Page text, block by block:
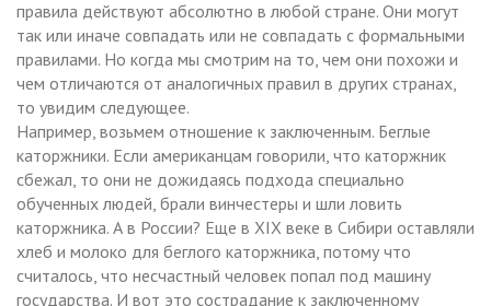
правила действуют абсолютно в любой стране. Они могут
так или иначе совпадать или не совпадать с формальными
правилами. Но когда мы смотрим на то, чем они похожи и
чем отличаются от аналогичных правил в других странах,
то увидим следующее.
Например, возьмем отношение к заключенным. Беглые
каторжники. Если американцам говорили, что каторжник
сбежал, то они не дожидаясь подхода специально
обученных людей, брали винчестеры и шли ловить
каторжника. А в России? Еще в XIX веке в Сибири оставляли
хлеб и молоко для беглого каторжника, потому что
считалось, что несчастный человек попал под машину
государства. И вот это сострадание к заключенному